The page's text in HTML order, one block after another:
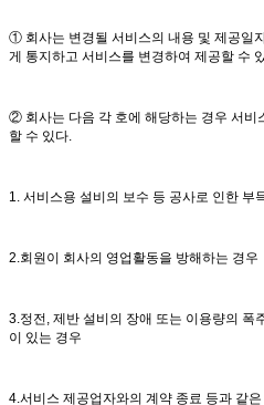
① 회사는 변경될 서비스의 내용 및 제공일
게 통지하고 서비스를 변경하여 제공할 수
② 회사는 다음 각 호에 해당하는 경우 서비
할 수 있다.
1. 서비스용 설비의 보수 등 공사로 인한 부
2.회원이 회사의 영업활동을 방해하는 경우
3.정전, 제반 설비의 장애 또는 이용량의 폭
이 있는 경우
4.서비스 제공업자와의 계약 종료 등과 같